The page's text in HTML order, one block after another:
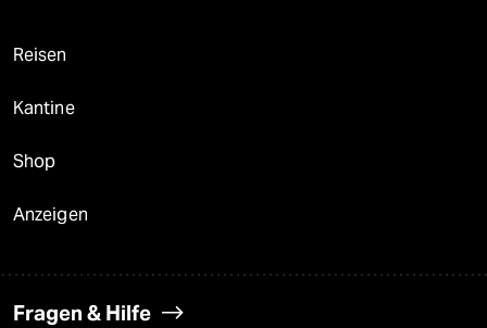
Reisen
Kantine
Shop
Anzeigen
Fragen & Hilfe